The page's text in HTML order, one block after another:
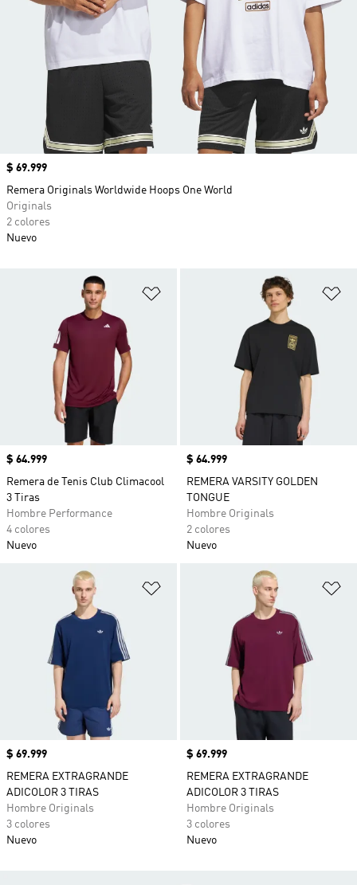
Añadir a la lista de deseos
Precio
$ 64.999
Remera de Tenis Club Climacool
3 Tiras
Hombre Performance
4 colores
Nuevo
Precio
$ 64.999
REMERA VARSITY GOLDEN
TONGUE
Hombre Originals
2 colores
Nuevo
Añadir a la lista de deseos
Precio
$ 69.999
REMERA EXTRAGRANDE
ADICOLOR 3 TIRAS
Hombre Originals
3 colores
Nuevo
Precio
$ 69.999
REMERA EXTRAGRANDE
ADICOLOR 3 TIRAS
Hombre Originals
3 colores
Nuevo
Precio
$ 69.999
Remera Originals Worldwide Hoops One World
Originals
2 colores
Nuevo